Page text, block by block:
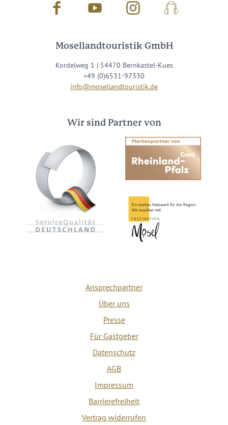
Facebook Youtube InstagramPodcast
Mosellandtouristik GmbH
Kordelweg 1 | 54470 Bernkastel-Kues
+49 (0)6531-97330
info@mosellandtouristik.de
Wir sind Partner von
Ansprechpartner
Über uns
Presse
Für Gastgeber
Datenschutz
AGB
Impressum
Barrierefreiheit
Vertrag widerrufen